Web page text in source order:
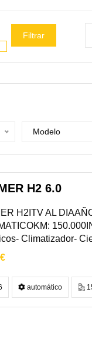
Filtrar
Modelo
H2 6.0
H2ITV AL
Climatizador-
automático